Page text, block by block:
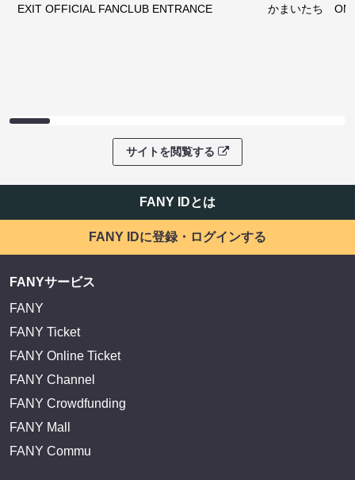
EXIT OFFICIAL FANCLUB ENTRANCE かまいたち
サイトを閲覧する
FANY IDとは
FANY IDに登録・ログインする
FANYサービス
FANY
FANY Ticket
FANY Online Ticket
FANY Channel
FANY Crowdfunding
FANY Mall
FANY Commu